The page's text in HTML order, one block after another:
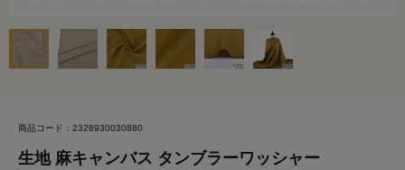
商品コード：2328930030880
生地 麻キャンバス タンブラーワッシャー